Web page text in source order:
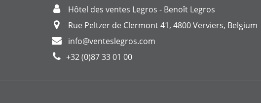
Hôtel des ventes Legros - Benoît Legros
Rue Peltzer de Clermont 41, 4800 Verviers, Belgium
info@venteslegros.com
+32 (0)87 33 01 00